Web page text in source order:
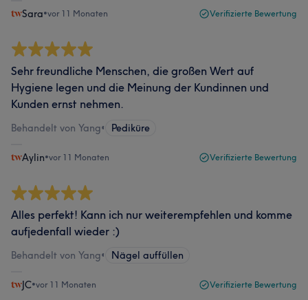
Sara•vor 11 Monaten Verifizierte Bewertung
Sehr freundliche Menschen, die großen Wert auf
Hygiene legen und die Meinung der Kundinnen und
Kunden ernst nehmen.
Behandelt von Yang• Pediküre
Aylin•vor 11 Monaten Verifizierte Bewertung
Alles perfekt! Kann ich nur weiterempfehlen und komme
aufjedenfall wieder :)
Behandelt von Yang• Nägel auffüllen
JC•vor 11 Monaten Verifizierte Bewertung